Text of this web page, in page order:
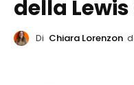
della
Di Chiara Lorenzon